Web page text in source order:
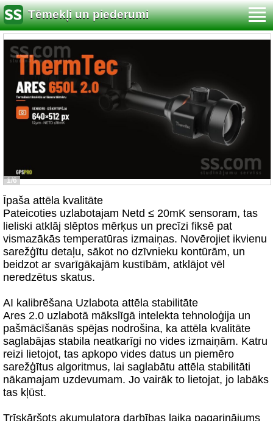
Tēmekļi un piederumi
1/6
Īpaša attēla kvalitāte
Pateicoties uzlabotajam Netd ≤ 20mK sensoram, tas
lieliski atklāj slēptos mērķus un precīzi fiksē pat
vismazākās temperatūras izmaiņas. Novērojiet ikvienu
sarežģītu detaļu, sākot no dzīvnieku kontūrām, un
beidzot ar svarīgākajām kustībām, atklājot vēl
neredzētus skatus.
AI kalibrēšana Uzlabota attēla stabilitāte
Ares 2.0 uzlabotā mākslīgā intelekta tehnoloģija un
pašmācīšanās spējas nodrošina, ka attēla kvalitāte
saglabājas stabila neatkarīgi no vides izmaiņām. Katru
reizi lietojot, tas apkopo vides datus un piemēro
sarežģītus algoritmus, lai saglabātu attēla stabilitāti
nākamajam uzdevumam. Jo vairāk to lietojat, jo labāks
tas kļūst.
Trīskāršots akumulatora darbības laika pagarinājums